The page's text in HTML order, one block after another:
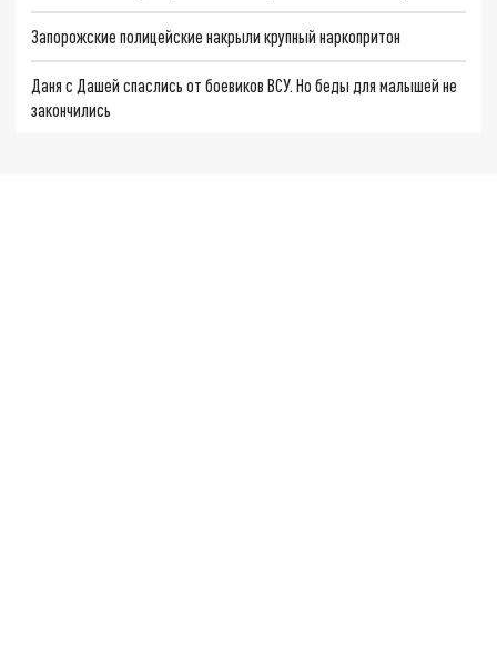
Запорожские полицейские накрыли крупный наркопритон
Даня с Дашей спаслись от боевиков ВСУ. Но беды для малышей не
закончились